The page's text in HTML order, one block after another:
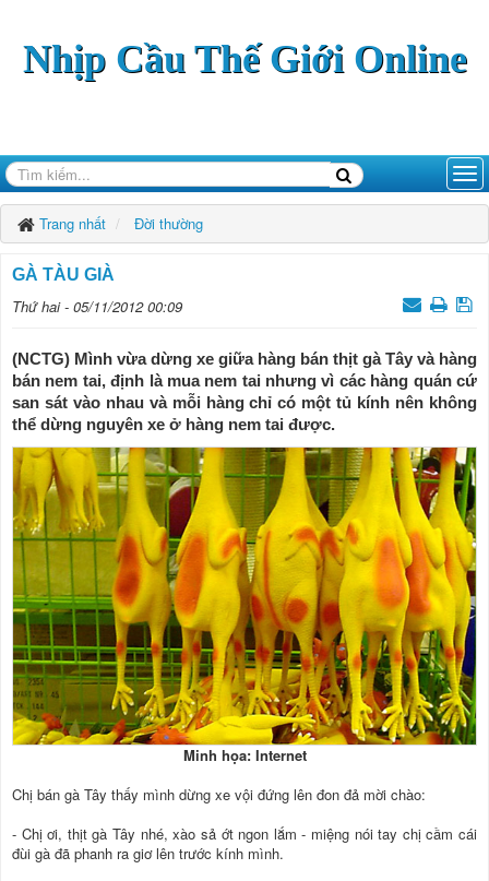
Nhịp Cầu Thế Giới Online
Trang nhất Đời thường
GÀ TÀU GIÀ
Thứ hai - 05/11/2012 00:09
(NCTG) Mình vừa dừng xe giữa hàng bán thịt gà Tây và hàng
bán nem tai, định là mua nem tai nhưng vì các hàng quán cứ
san sát vào nhau và mỗi hàng chỉ có một tủ kính nên không
thể dừng nguyên xe ở hàng nem tai được.
Minh họa: Internet
Chị bán gà Tây thấy mình dừng xe vội đứng lên đon đả mời chào:
- Chị ơi, thịt gà Tây nhé, xào sả ớt ngon lắm - miệng nói tay chị cầm cái
đùi gà đã phanh ra giơ lên trước kính mình.